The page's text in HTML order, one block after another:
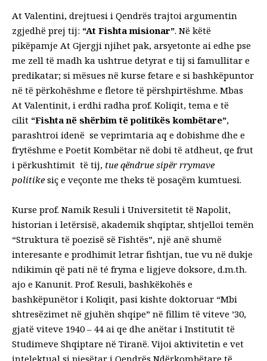
At Valentini, drejtuesi i Qendrës trajtoi argumentin
zgjedhë prej tij: “At Fishta misionar”. Në këtë
pikëpamje At Gjergji njihet pak, arsyetonte ai edhe pse
me zell të madh ka ushtrue detyrat e tij si famullitar e
predikatar; si mësues në kurse fetare e si bashkëpuntor
në të përkohëshme e fletore të përshpirtëshme. Mbas
At Valentinit, i erdhi radha prof. Koliqit, tema e të
cilit “Fishta në shërbim të politikës kombëtare”,
parashtroi idenë se veprimtaria aq e dobishme dhe e
frytëshme e Poetit Kombëtar në dobi të atdheut, qe frut
i përkushtimit të tij, tue qëndrue sipër rrymave
politike siç e veçonte me theks të posaçëm kumtuesi.
Kurse prof. Namik Resuli i Universitetit të Napolit,
historian i letërsisë, akademik shqiptar, shtjelloi temën
“Struktura të poezisë së Fishtës”, një anë shumë
interesante e prodhimit letrar fishtjan, tue vu në dukje
ndikimin që pati në té fryma e ligjeve doksore, d.m.th.
ajo e Kanunit. Prof. Resuli, bashkëkohës e
bashkëpunëtor i Koliqit, pasi kishte doktoruar “Mbi
shtresëzimet në gjuhën shqipe” në fillim të viteve ’30,
gjatë viteve 1940 – 44 ai qe dhe anëtar i Institutit të
Studimeve Shqiptare në Tiranë. Vijoi aktivitetin e vet